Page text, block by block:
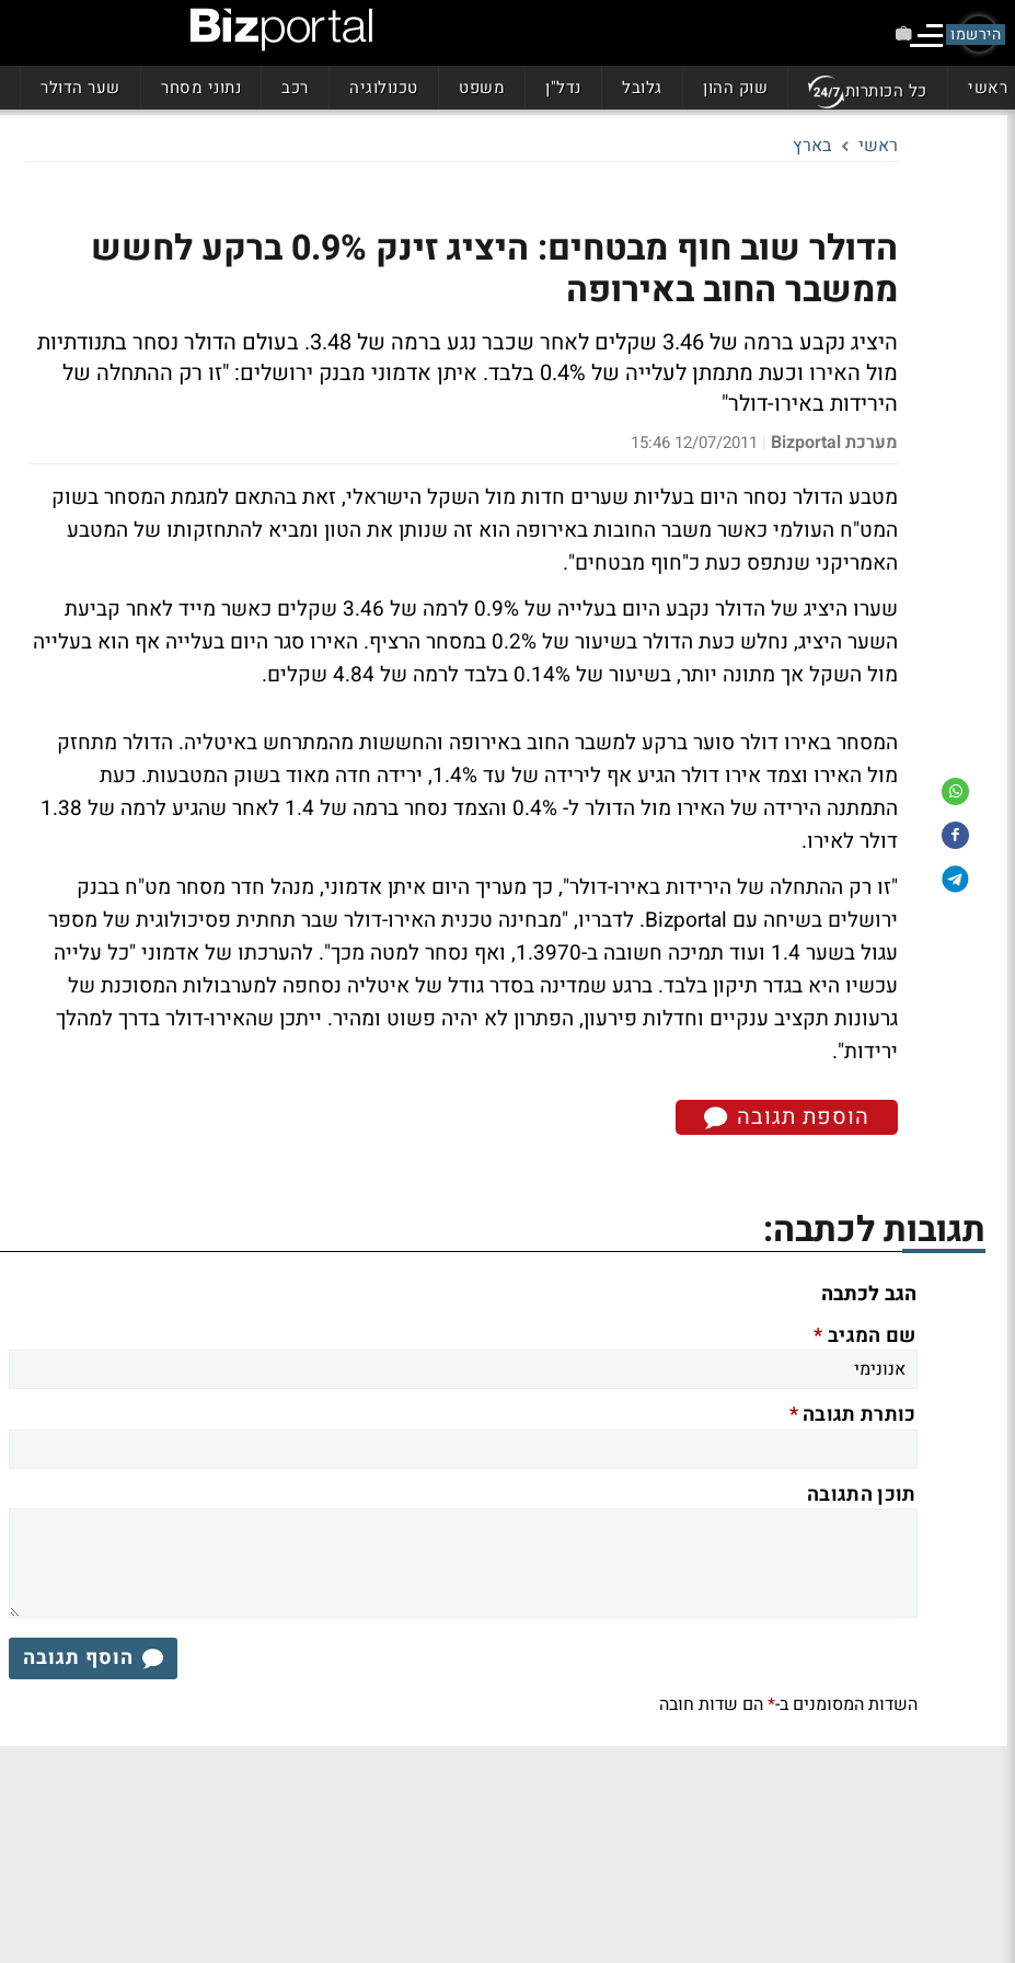
הירשמו
ראשי כל הכותרות שוק ההון גלובל נדל"ן משפט טכנולוגיה רכב נתוני מסחר שער הדולר
ראשי בארץ
הדולר שוב חוף מבטחים: היציג זינק 0.9% ברקע לחשש
ממשבר החוב באירופה
היציג נקבע ברמה של 3.46 שקלים לאחר שכבר נגע ברמה של 3.48. בעולם הדולר נסחר בתנודתיות
מול האירו וכעת מתמתן לעלייה של 0.4% בלבד. איתן אדמוני מבנק ירושלים: "זו רק ההתחלה של
הירידות באירו-דולר"
מערכת Bizportal |
12/07/2011 15:46
מטבע הדולר נסחר היום בעליות שערים חדות מול השקל הישראלי, זאת בהתאם למגמת המסחר בשוק
המט"ח העולמי כאשר משבר החובות באירופה הוא זה שנותן את הטון ומביא להתחזקותו של המטבע
האמריקני שנתפס כעת כ"חוף מבטחים".
שערו היציג של הדולר נקבע היום בעלייה של 0.9% לרמה של 3.46 שקלים כאשר מייד לאחר קביעת
השער היציג, נחלש כעת הדולר בשיעור של 0.2% במסחר הרציף. האירו סגר היום בעלייה אף הוא בעלייה
מול השקל אך מתונה יותר, בשיעור של 0.14% בלבד לרמה של 4.84 שקלים.
המסחר באירו דולר סוער ברקע למשבר החוב באירופה והחששות מהמתרחש באיטליה. הדולר מתחזק
מול האירו וצמד אירו דולר הגיע אף לירידה של עד 1.4%, ירידה חדה מאוד בשוק המטבעות. כעת
התמתנה הירידה של האירו מול הדולר ל- 0.4% והצמד נסחר ברמה של 1.4 לאחר שהגיע לרמה של 1.38
דולר לאירו.
"זו רק ההתחלה של הירידות באירו-דולר", כך מעריך היום איתן אדמוני, מנהל חדר מסחר מט"ח בבנק
ירושלים בשיחה עם Bizportal. לדבריו, "מבחינה טכנית האירו-דולר שבר תחתית פסיכולוגית של מספר
עגול בשער 1.4 ועוד תמיכה חשובה ב-1.3970, ואף נסחר למטה מכך". להערכתו של אדמוני "כל עלייה
עכשיו היא בגדר תיקון בלבד. ברגע שמדינה בסדר גודל של איטליה נסחפה למערבולות המסוכנת של
גרעונות תקציב ענקיים וחדלות פירעון, הפתרון לא יהיה פשוט ומהיר. ייתכן שהאירו-דולר בדרך למהלך
ירידות".
הוספת תגובה
תגובות לכתבה:
הגב לכתבה
שם המגיב*
כותרת תגובה*
תוכן התגובה
הוסף תגובה
השדות המסומנים ב-*הם שדות חובה